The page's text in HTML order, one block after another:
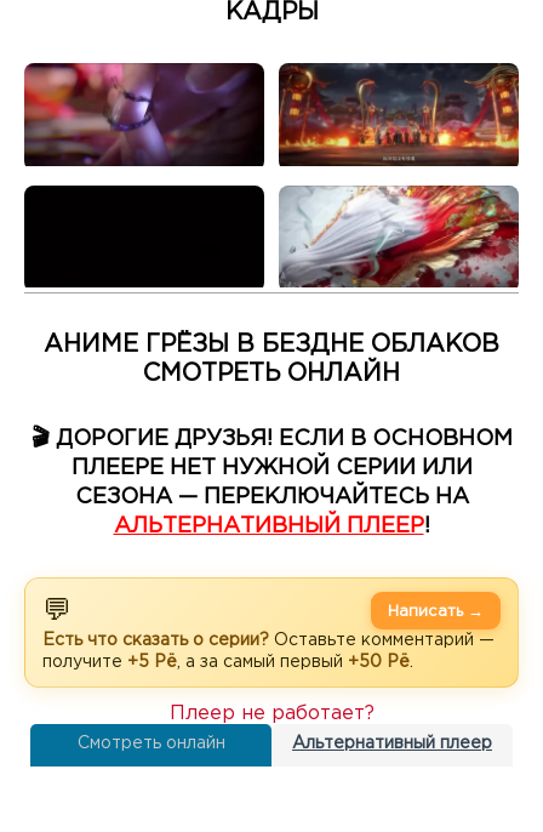
КАДРЫ
АНИМЕ ГРЁЗЫ В БЕЗДНЕ ОБЛАКОВ
СМОТРЕТЬ ОНЛАЙН
🎬 ДОРОГИЕ ДРУЗЬЯ! ЕСЛИ В ОСНОВНОМ
ПЛЕЕРЕ НЕТ НУЖНОЙ СЕРИИ ИЛИ
СЕЗОНА — ПЕРЕКЛЮЧАЙТЕСЬ НА
АЛЬТЕРНАТИВНЫЙ ПЛЕЕР!
💬
Есть что сказать о серии? Оставьте комментарий —
получите +5 Рё , а за самый первый +50 Рё
Написать →
Смотреть онлайн Альтернативный плеер
Плеер не работает?